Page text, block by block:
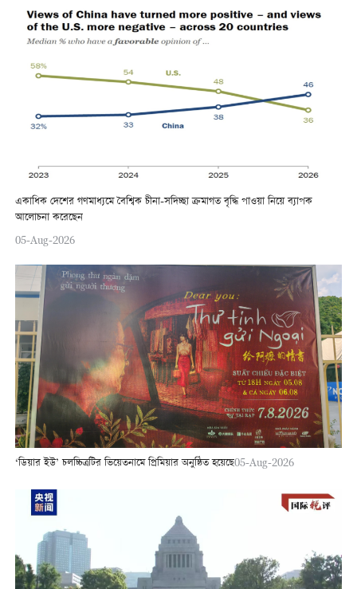
একাধিক দেশের গণমাধ্যমে বৈশ্বিক চীনা-সদিচ্ছা ক্রমাগত বৃদ্ধি পাওয়া নিয়ে ব্যাপক
আলোচনা করেছেন
05-Aug-2026
‘ডিয়ার ইউ’ চলচ্চিত্রটির ভিয়েতনামে প্রিমিয়ার অনুষ্ঠিত হয়েছে05-Aug-2026